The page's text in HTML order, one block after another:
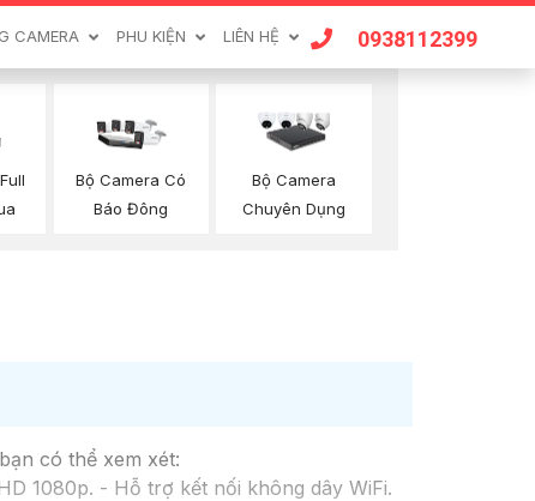
CAMERA PHU KIỆN LIÊN HỆ 0938112399
Bộ Camera Có
Báo Đông
Bộ Camera
Chuyên Dụng
có thể xem xét:
1080p. - Hỗ trợ kết nối không dây WiFi.